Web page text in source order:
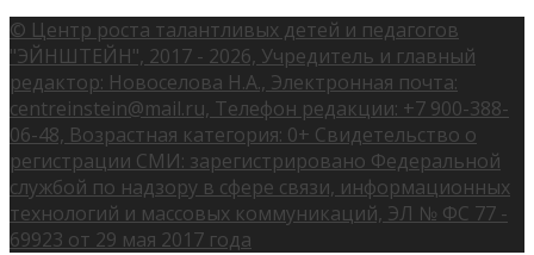
© Центр роста талантливых детей и педагогов
"ЭЙНШТЕЙН", 2017 - 2026, Учредитель и главный
редактор: Новоселова Н.А., Электронная почта:
centreinstein@mail.ru, Телефон редакции: +7 900-388-
06-48, Возрастная категория: 0+ Свидетельство о
регистрации СМИ: зарегистрировано Федеральной
службой по надзору в сфере связи, информационных
технологий и массовых коммуникаций, ЭЛ № ФС 77 -
69923 от 29 мая 2017 года